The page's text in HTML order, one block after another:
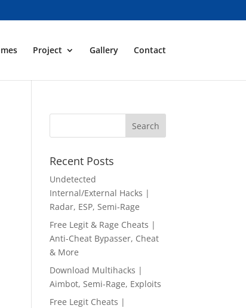
Project Gallery Contact
Recent Posts
Undetected
Internal/External Hacks |
Radar, ESP, Semi-Rage
Free Legit & Rage Cheats |
Anti-Cheat Bypasser, Cheat
& More
Download Multihacks |
Aimbot, Semi-Rage, Exploits
Free Legit Cheats |